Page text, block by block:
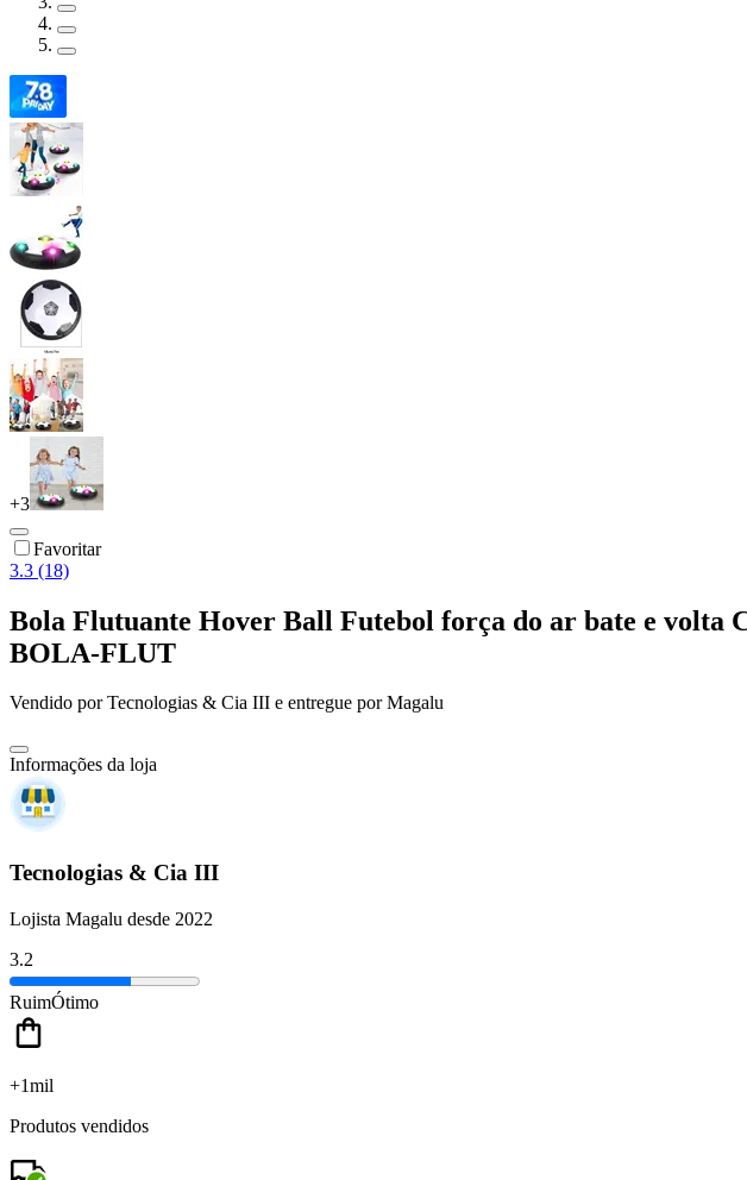
+3
Favoritar
3.3 (18)
Bola Flutuante Hover Ball Futebol força do ar bate e volta
BOLA-FLUT
Vendido porTecnologias & Cia III e entregue por Magalu
Informações da loja
Tecnologias & Cia III
Lojista Magalu desde 2022
3.2
RuimÓtimo
+1mil
Produtos vendidos